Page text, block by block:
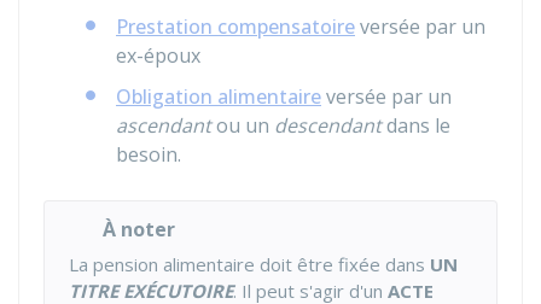
Prestation compensatoireversée par un
ex-époux
Obligation alimentaireversée par un
ascendantou un descendantdans le
besoin.
À noter
La pension alimentaire doit être fixée dans UN
TITRE EXÉCUTOIRE. Il peut s'agir d'un ACTE